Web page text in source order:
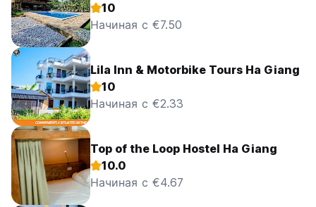
10
Начиная с €7.50
Lila Inn & Motorbike Tours Ha Giang
10
Начиная с €2.33
Top of the Loop Hostel Ha Giang
10.0
Начиная с €4.67